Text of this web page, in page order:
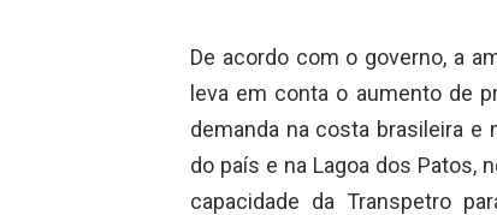
De acordo com o governo, a
leva em conta o aumento de
demanda na costa brasileira e
do país e na Lagoa dos Patos,
capacidade da Transpetro